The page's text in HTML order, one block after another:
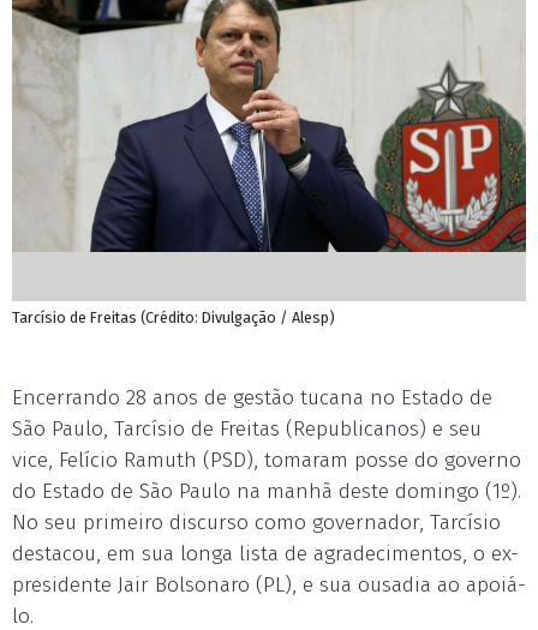
Tarcísio de Freitas (Crédito: Divulgação / Alesp)
Encerrando 28 anos de gestão tucana no Estado de
São Paulo, Tarcísio de Freitas (Republicanos) e seu
vice, Felício Ramuth (PSD), tomaram posse do governo
do Estado de São Paulo na manhã deste domingo (1º).
No seu primeiro discurso como governador, Tarcísio
destacou, em sua longa lista de agradecimentos, o ex-
presidente Jair Bolsonaro (PL), e sua ousadia ao apoiá-
lo.